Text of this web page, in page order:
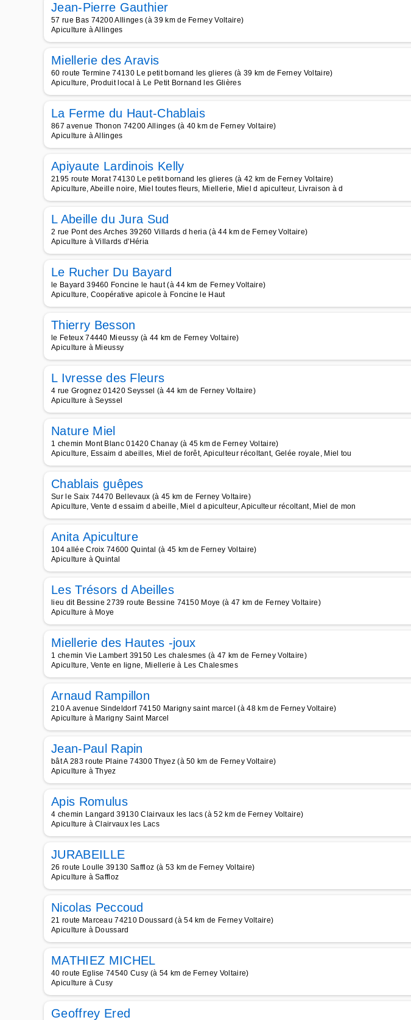
Jean-Pierre Gauthier
57 rue Bas 74200 Allinges (à 39 km de Ferney Voltaire)
Apiculture à Allinges
Miellerie des Aravis
60 route Termine 74130 Le petit bornand les glieres (à 39 km de Ferney Voltaire)
Apiculture, Produit local à Le Petit Bornand les Glières
La Ferme du Haut-Chablais
867 avenue Thonon 74200 Allinges (à 40 km de Ferney Voltaire)
Apiculture à Allinges
Apiyaute Lardinois Kelly
2195 route Morat 74130 Le petit bornand les glieres (à 42 km de Ferney Voltaire)
Apiculture, Abeille noire, Miel toutes fleurs, Miellerie, Miel d apiculteur, Livraison à d
L Abeille du Jura Sud
2 rue Pont des Arches 39260 Villards d heria (à 44 km de Ferney Voltaire)
Apiculture à Villards d'Héria
Le Rucher Du Bayard
le Bayard 39460 Foncine le haut (à 44 km de Ferney Voltaire)
Apiculture, Coopérative apicole à Foncine le Haut
Thierry Besson
le Feteux 74440 Mieussy (à 44 km de Ferney Voltaire)
Apiculture à Mieussy
L Ivresse des Fleurs
4 rue Grognez 01420 Seyssel (à 44 km de Ferney Voltaire)
Apiculture à Seyssel
Nature Miel
1 chemin Mont Blanc 01420 Chanay (à 45 km de Ferney Voltaire)
Apiculture, Essaim d abeilles, Miel de forêt, Apiculteur récoltant, Gelée royale, Miel tou
Chablais guêpes
Sur le Saix 74470 Bellevaux (à 45 km de Ferney Voltaire)
Apiculture, Vente d essaim d abeille, Miel d apiculteur, Apiculteur récoltant, Miel de mon
Anita Apiculture
104 allée Croix 74600 Quintal (à 45 km de Ferney Voltaire)
Apiculture à Quintal
Les Trésors d Abeilles
lieu dit Bessine 2739 route Bessine 74150 Moye (à 47 km de Ferney Voltaire)
Apiculture à Moye
Miellerie des Hautes -joux
1 chemin Vie Lambert 39150 Les chalesmes (à 47 km de Ferney Voltaire)
Apiculture, Vente en ligne, Miellerie à Les Chalesmes
Arnaud Rampillon
210 A avenue Sindeldorf 74150 Marigny saint marcel (à 48 km de Ferney Voltaire)
Apiculture à Marigny Saint Marcel
Jean-Paul Rapin
bât A 283 route Plaine 74300 Thyez (à 50 km de Ferney Voltaire)
Apiculture à Thyez
Apis Romulus
4 chemin Langard 39130 Clairvaux les lacs (à 52 km de Ferney Voltaire)
Apiculture à Clairvaux les Lacs
JURABEILLE
26 route Loulle 39130 Saffloz (à 53 km de Ferney Voltaire)
Apiculture à Saffloz
Nicolas Peccoud
21 route Marceau 74210 Doussard (à 54 km de Ferney Voltaire)
Apiculture à Doussard
MATHIEZ MICHEL
40 route Eglise 74540 Cusy (à 54 km de Ferney Voltaire)
Apiculture à Cusy
Geoffrey Ered